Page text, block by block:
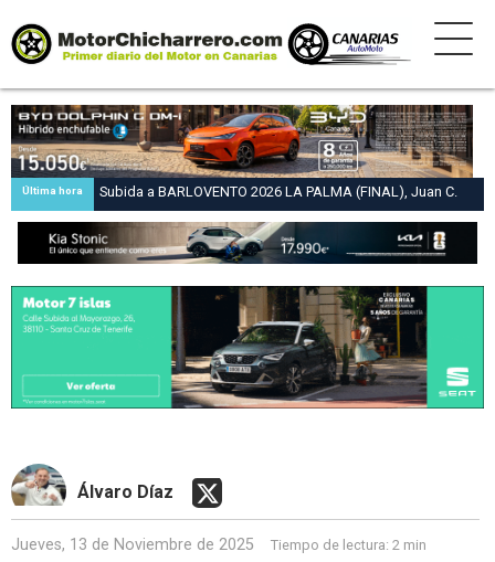
Última hora
Subida a BARLOVENTO 2026 LA PALMA (FINAL), Juan C.
Brito y Carlos A. Pérez hacen suya la victoria en la 47 Subida
a Barlovento
Álvaro Díaz
Jueves, 13 de Noviembre de 2025 Tiempo de lectura: 2 min